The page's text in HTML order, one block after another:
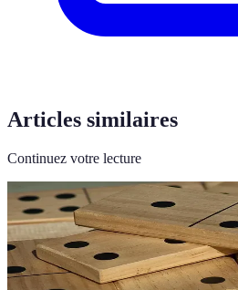
Articles similaires
Continuez votre lecture